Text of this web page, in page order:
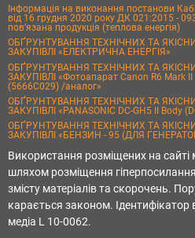
Інформація на виконання постанови
від 16 грудня 2020 року ДК 021:2015 -
пов’язана продукція (теплова енергія)
ОБҐРУНТУВАННЯ ТЕХНІЧНИХ ТА
ЗАКУПІВЛІ «ЕЛЕКТРИЧНА ЕНЕРГІЯ»
ОБҐРУНТУВАННЯ ТЕХНІЧНИХ ТА
ЗАКУПІВЛІ «Фотоапарат Canon R6 Mark
(5666C029) /аналог»
ОБҐРУНТУВАННЯ ТЕХНІЧНИХ ТА
ЗАКУПІВЛІ «PANASONIC DC-GH5 II Body
ОБҐРУНТУВАННЯ ТЕХНІЧНИХ ТА
ЗАКУПІВЛІ «БЕНЗИН - 95 (ДЛЯ
Використання розміщених на сайті
шляхом розміщення
змісту матеріалів та скорочень.
карається законом. Ідентифікатор
медіа L 10-0062.